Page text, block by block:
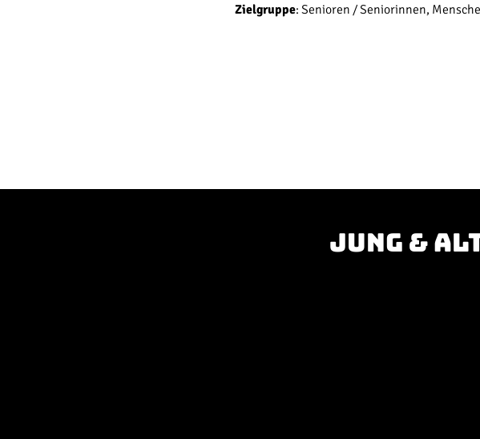
Zielgruppe: Senioren / Seniorinnen,
jung &